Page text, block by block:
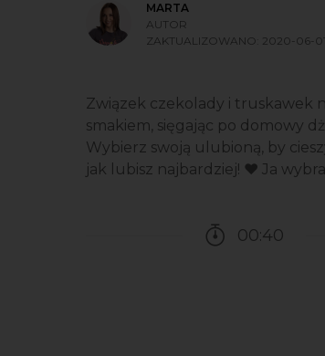
MARTA
AUTOR
ZAKTUALIZOWANO: 2020-06-01
Związek czekolady i truskawek
smakiem, sięgając po domowy
Wybierz swoją ulubioną, by
jak lubisz najbardziej! ❤️ Ja
00:40